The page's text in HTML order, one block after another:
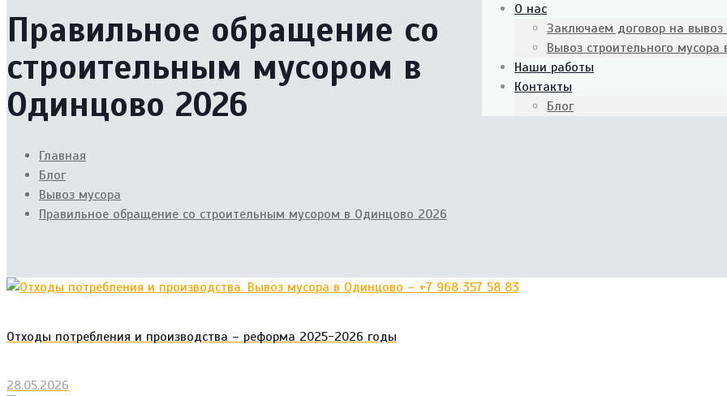
О нас
Заключаем договор на
Вывоз строительного
Наши работы
Контакты
Блог
Правильное обращение со
строительным мусором в
Одинцово 2026
Главная
Блог
Вывоз мусора
Правильное обращение со строительным мусором в Одинцово 2026
Отходы потребления и производства – реформа 2025-2026 годы
28.05.2026